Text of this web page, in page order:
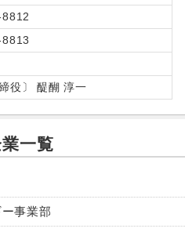
役〕 醍醐 淳一
一覧
事業部